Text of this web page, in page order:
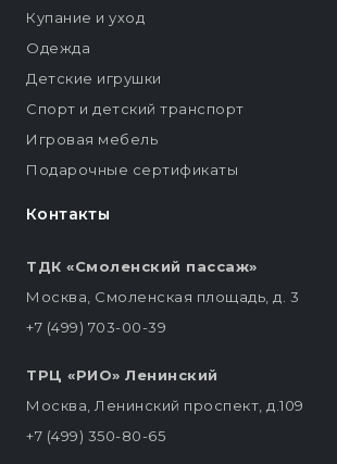
Контакты
ТДК «Смоленский пассаж»
Москва, Смоленская площадь, д. 3
+7 (499) 703-00-39
ТРЦ «РИО» Ленинский
Москва, Ленинский проспект, д.109
+7 (499) 350-80-65
Купание и уход
Одежда
Детские игрушки
Спорт и детский транспорт
Игровая мебель
Подарочные сертификаты